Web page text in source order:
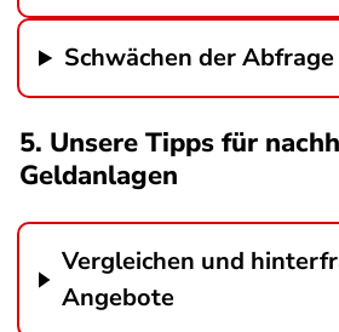
Schwächen der Abfrage
5. Unsere Tipps für
Geldanlagen
Vergleichen und
Angebote